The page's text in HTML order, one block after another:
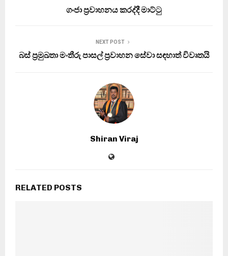
ගංජා ප්‍රවාහනය කරද්දී මාට්ටු
NEXT POST
බස් ප්‍රමුඛතා මංතීරු පාසල් ප්‍රවාහන සේවා සඳහාත් විවෘතයි
Shiran Viraj
RELATED POSTS